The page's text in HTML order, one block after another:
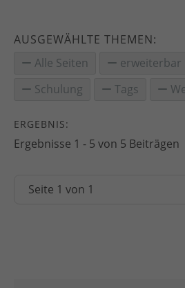
AUSGEWÄHLTE THEMEN:
Alle Seiten
erweiterbar
Schulung
Tags
ERGEBNIS:
Ergebnisse 1 - 5 von 5 Beiträgen